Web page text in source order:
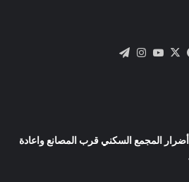
فيسبوك
X يوتيوبانستقرام
المجمع السكني قرب المصانع واعادة